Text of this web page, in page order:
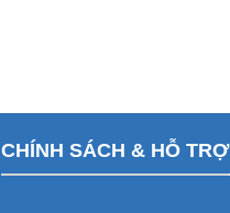
CHÍNH SÁCH & HỖ TRỢ